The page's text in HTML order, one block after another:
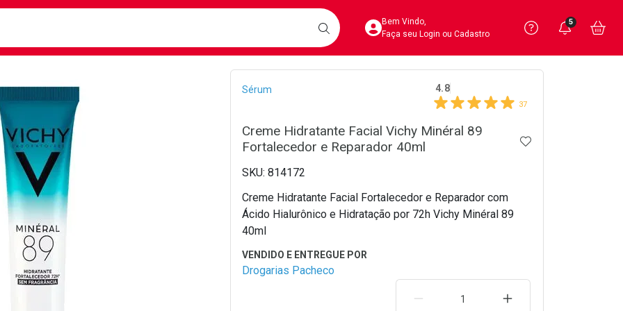
BUSCARAcesse sua Conta
Bem Vindo,
Faça seu Login ou Cadastro
Precisa
Ver Recursos
Você
5
Breadcrumb
Sérum 4.8
37
Creme Hidratante Facial Vichy Minéral 89
Fortalecedor e Reparador 40ml
ADICIONAR AOS
814172
Creme Hidratante Facial Fortalecedor e Reparador com
Ácido Hialurônico e Hidratação por 72h Vichy Minéral 89
40ml
Drogarias Pacheco
REMOVER UMA UNIDADEAUMENTAR UMA